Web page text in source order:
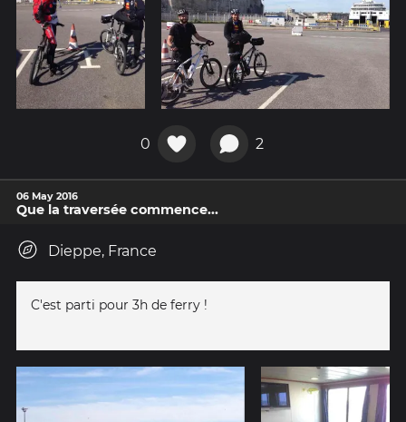
0 2
06 May 2016
Que la traversée commence...
Dieppe, France
C'est parti pour 3h de ferry !